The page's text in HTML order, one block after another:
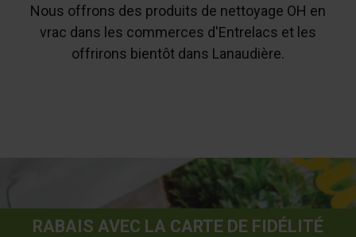
Nous offrons des produits de nettoyage OH en
vrac dans les commerces d'Entrelacs et les
offrirons bientôt dans Lanaudière.
RABAIS AVEC LA CARTE DE FIDÉLITÉ